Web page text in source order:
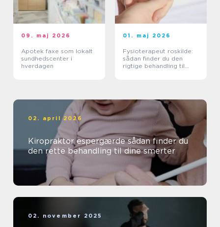
09. maj 2026
Apotek faxe som lokalt
sundhedscenter i
hverdagen
01. maj 2026
Fysioterapeut roskilde:
sådan finder du den
rigtige behandling til
02. april 2026
Kiropraktor espergærde sådan finder du
den rette behandling til dine smerter
02. november 2025